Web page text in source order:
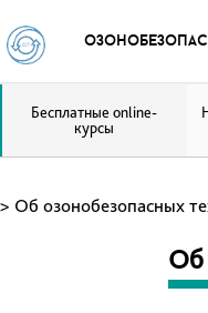
Бесплатные online-
курсы
> Об озонобезопасных
Об